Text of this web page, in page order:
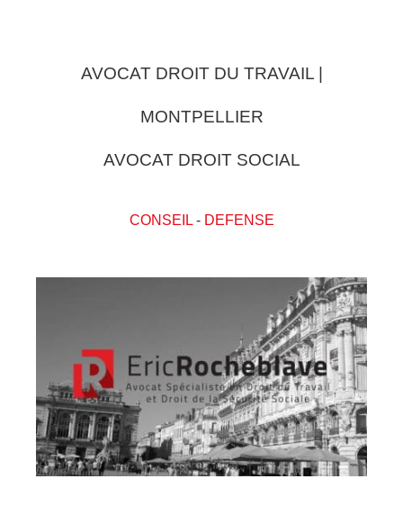
AVOCAT DROIT DU TRAVAIL |
MONTPELLIER
AVOCAT DROIT SOCIAL
CONSEIL- DEFENSE